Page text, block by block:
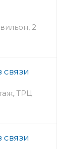
2
связи
ТРЦ
связи